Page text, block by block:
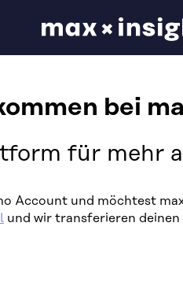
bei
für mehr
Account und möchtest
und wir transferieren